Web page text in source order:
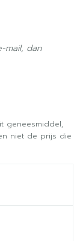
geneesmiddel,
niet de prijs die
mail, dan